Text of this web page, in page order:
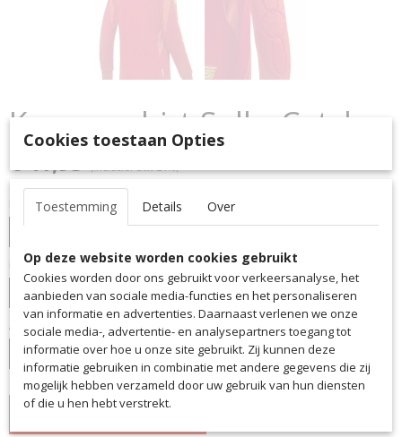
Keepersshirt SallerCatch
€ 41,95 (inclusief btw 21%)
Kleur
Maat
Aantal
Cookies toestaan Opties
Toestemming Details Over
Op deze website worden cookies gebruikt
Cookies worden door ons gebruikt voor verkeersanalyse, het
aanbieden van sociale media-functies en het personaliseren
van informatie en advertenties. Daarnaast verlenen we onze
sociale media-, advertentie- en analysepartners toegang tot
informatie over hoe u onze site gebruikt. Zij kunnen deze
informatie gebruiken in combinatie met andere gegevens die zij
mogelijk hebben verzameld door uw gebruik van hun diensten
of die u hen hebt verstrekt.